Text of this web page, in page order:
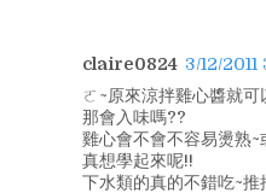
claire0824 3/12/2011
ㄛ~原來涼拌雞心醬就可
那會入味嗎??
雞心會不會不容易燙熟
真想學起來呢!!
下水類的真的不錯吃~推